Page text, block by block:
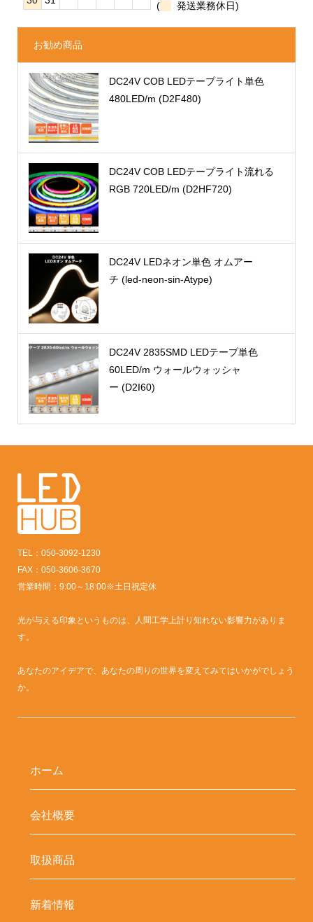
( 発送業務休日)
お勧め商品
DC24V COB LEDテープライト単色
480LED/m (D2F480)
DC24V COB LEDテープライト流れる
RGB 720LED/m (D2HF720)
DC24V LEDネオン単色 オムアー
チ (led-neon-sin-Atype)
DC24V 2835SMD LEDテープ単色
60LED/m ウォールウォッシャ
ー (D2I60)
TEL：050-3092-1230
FAX：050-3606-3670
営業時間：9:00～18:00※土日祝定休
光が与える印象というものは、人間工学上計り知れない影響力がありま
す。
あなたのアイデアで、あなたの周りの世界を変えてみてはいかがでしょう
か。
ホーム
会社概要
取扱商品
新着情報